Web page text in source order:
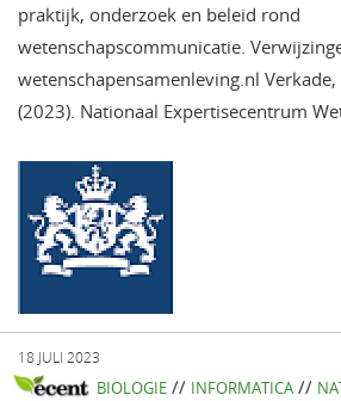
praktijk, onderzoek en beleid rond
wetenschapscommunicatie.
wetenschapensamenleving.nl Verkade,
(2023). Nationaal Expertisecentrum
18 JULI 2023
BIOLOGIE// INFORMATICA//